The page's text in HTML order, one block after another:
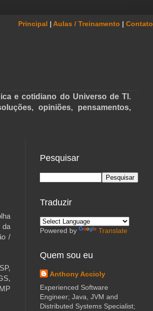
Principal | Aulas / Treinamento | Contato
e cotidiano do Universo de TI.
opiniões, pensamentos,
/
Pesquisar
Traduzir
Powered by Translate
Quem sou eu
Anthony Accioly
Experienced Software
Engineer; Java, JVM and
Distributed Systems Specialist;